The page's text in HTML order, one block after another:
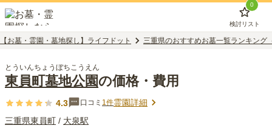
0
検討リスト
【お墓・霊園・墓地探し】ライフドット 三重県のおすすめお墓一覧ランキング
とういんちょうぼちこうえん
東員町墓地公園の価格・費用
4.3 口コミ 1件霊園詳細
三重県東員町 / 大泉駅